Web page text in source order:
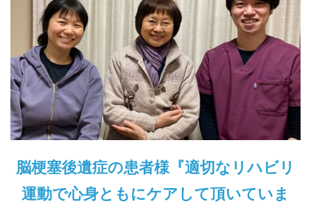
脳梗塞後遺症の患者様『適切なリハビリ
運動で心身ともにケアして頂いていま